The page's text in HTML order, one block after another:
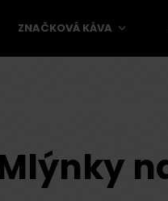
ZNAČKOVÁ KÁVA